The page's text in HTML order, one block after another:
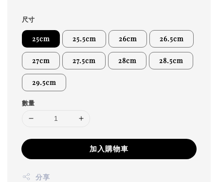
尺寸
25cm 25.5cm 26cm 26.5cm
27cm 27.5cm 28cm 28.5cm
29.5cm
數量
加入購物車
分享